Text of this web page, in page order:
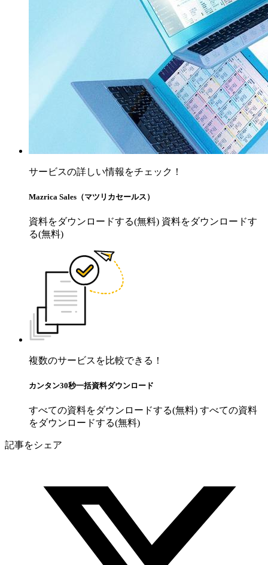
サービスの詳しい情報をチェック！
Mazrica Sales（マツリカセールス）
資料をダウンロードする(無料) 資料をダウンロードす
る(無料)
複数のサービスを比較できる！
カンタン30秒一括資料ダウンロード
すべての資料をダウンロードする(無料) すべての資料
をダウンロードする(無料)
記事をシェア